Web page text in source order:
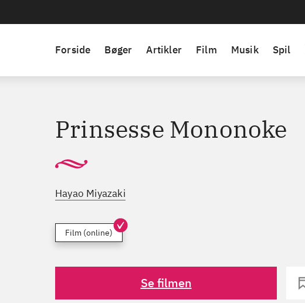
Forside Bøger Artikler Film Musik Spil
Prinsesse Mononoke
Hayao Miyazaki
Film (online)
Se filmen